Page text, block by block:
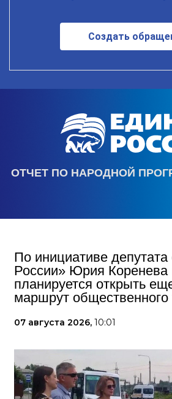
Создать
ОТЧЕТ ПО НАРОДНОЙ
По инициативе
России» Юрия Коренева
планируется открыть
маршрут общественного
07 августа 2026, 10:01